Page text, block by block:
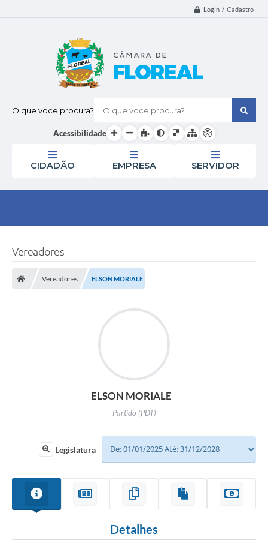
Login / Cadastro
O que voce procura?
Acessibilidade
CIDADÃO EMPRESA SERVIDOR
Vereadores
Vereadores ELSON MORIALE
ELSON MORIALE
Partido (PDT)
Legislatura
Detalhes